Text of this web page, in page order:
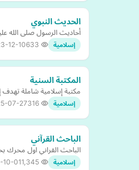
الحديث النبوي
أحاديث الرسول صلى الله
إسلامية 12-10
المكتبة السنية
مكتبة إسلامية شاملة
إسلامية 07-27
الباحث القرآني
الباحث القراني اول محرك
إسلامية 10-01